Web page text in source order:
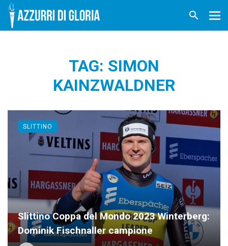
TAG: SIMON
KAINZWALDNER
Slittino Coppa del Mondo 2023 Winterberg:
Dominik Fischnaller campione
SLITTINO